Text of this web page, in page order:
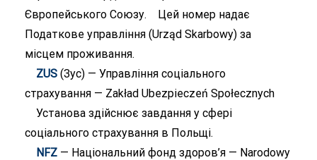
Європейського Союзу. Цей номер надає
Податкове управління (Urząd Skarbowy) за
місцем проживання.
ZUS (Зус) — Управління соціального
страхування — Zakład Ubezpieczeń Społecznych
Установа здійснює завдання у сфері
соціального страхування в Польщі.
NFZ — Національний фонд здоров’я — Narodowy